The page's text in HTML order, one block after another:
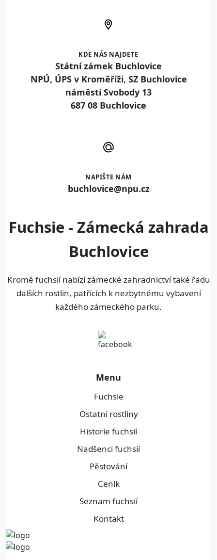
KDE NÁS NAJDETE
Státní zámek Buchlovice
NPÚ, ÚPS v Kroměříži, SZ Buchlovice
náměstí Svobody 13
687 08 Buchlovice
NAPIŠTE NÁM
buchlovice@npu.cz
Fuchsie - Zámecká zahrada
Buchlovice
Kromě fuchsií nabízí zámecké zahradnictví také řadu
dalších rostlin, patřících k nezbytnému vybavení
každého zámeckého parku.
Menu
Fuchsie
Ostatní rostliny
Historie fuchsií
Nadšenci fuchsií
Pěstování
Ceník
Seznam fuchsií
Kontakt